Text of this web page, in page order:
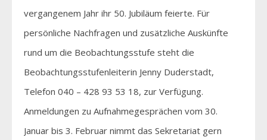
vergangenem Jahr ihr 50. Jubiläum feierte. Für
persönliche Nachfragen und zusätzliche Auskünfte
rund um die Beobachtungsstufe steht die
Beobachtungsstufenleiterin Jenny Duderstadt,
Telefon 040 – 428 93 53 18, zur Verfügung.
Anmeldungen zu Aufnahmegesprächen vom 30.
Januar bis 3. Februar nimmt das Sekretariat gern